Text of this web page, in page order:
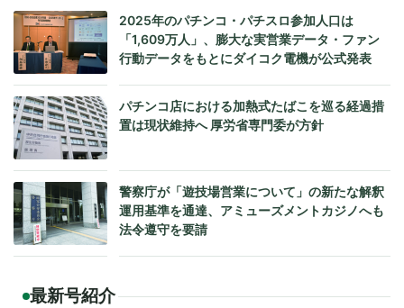
2025年のパチンコ・パチスロ参加人口は
「1,609万人」、膨大な実営業データ・ファン
行動データをもとにダイコク電機が公式発表
パチンコ店における加熱式たばこを巡る経過措
置は現状維持へ 厚労省専門委が方針
警察庁が「遊技場営業について」の新たな解釈
運用基準を通達、アミューズメントカジノへも
法令遵守を要請
最新号紹介